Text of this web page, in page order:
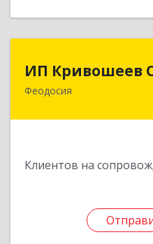
ИП Кривошеев
Феодосия
Клиентов на